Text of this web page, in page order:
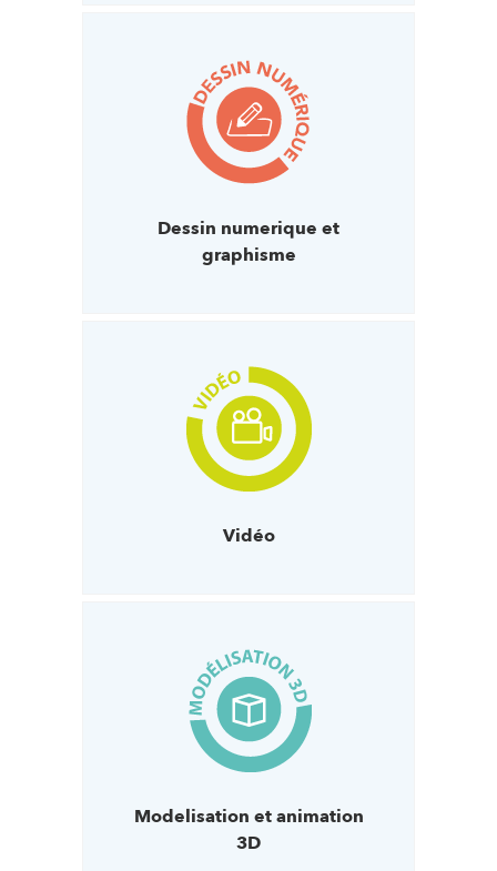
Dessin numerique et
graphisme
Vidéo
Modelisation et animation
3D